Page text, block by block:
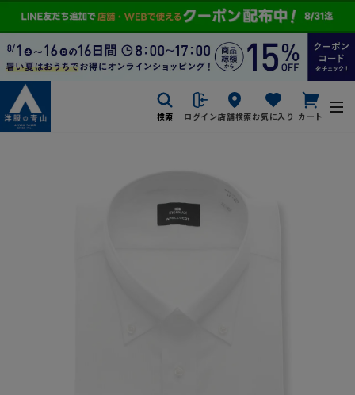
検索 ログイン店舗検索お気に入り カート